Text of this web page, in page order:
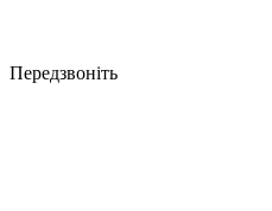
Передзвоніть